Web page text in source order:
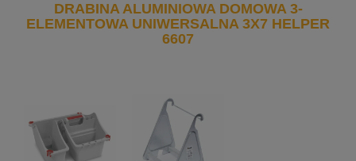
DRABINA ALUMINIOWA DOMOWA 3-
ELEMENTOWA UNIWERSALNA 3X7 HELPER
6607